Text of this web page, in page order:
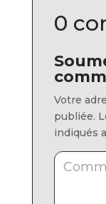
0
Votre
publiée.
indiqués